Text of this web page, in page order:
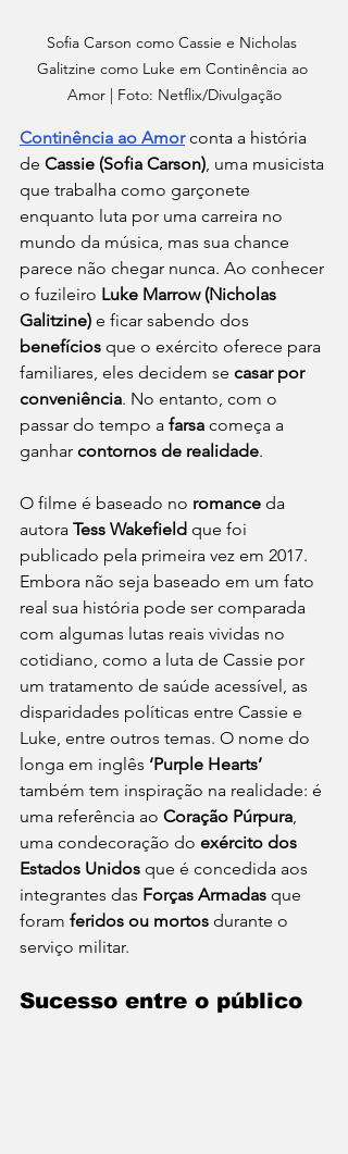
Sofia Carson como Cassie e Nicholas
Galitzine como Luke em Continência ao
Amor | Foto: Netflix/Divulgação
Continência ao Amor conta a história
de Cassie (Sofia Carson), uma musicista
que trabalha como garçonete
enquanto luta por uma carreira no
mundo da música, mas sua chance
parece não chegar nunca. Ao conhecer
o fuzileiro Luke Marrow (Nicholas
Galitzine) e ficar sabendo dos
benefícios que o exército oferece para
familiares, eles decidem se casar por
conveniência. No entanto, com o
passar do tempo a farsa começa a
ganhar contornos de realidade.
O filme é baseado no romance da
autora Tess Wakefield que foi
publicado pela primeira vez em 2017.
Embora não seja baseado em um fato
real sua história pode ser comparada
com algumas lutas reais vividas no
cotidiano, como a luta de Cassie por
um tratamento de saúde acessível, as
disparidades políticas entre Cassie e
Luke, entre outros temas. O nome do
longa em inglês ‘Purple Hearts’
também tem inspiração na realidade: é
uma referência ao Coração Púrpura,
uma condecoração do exército dos
Estados Unidos que é concedida aos
integrantes das Forças Armadas que
foram feridos ou mortos durante o
serviço militar.
Sucesso entre o público